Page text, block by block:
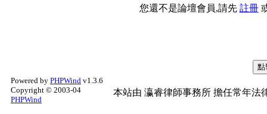
您還不是論壇會員,請先 註冊
Powered by PHPWind v1.3.6
Copyright © 2003-04
PHPWind
本站由 瀛睿律師事務所 擔任常年法